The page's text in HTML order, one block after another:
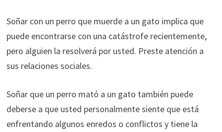
Soñar con un perro que muerde a un gato implica que
puede encontrarse con una catástrofe recientemente,
pero alguien la resolverá por usted. Preste atención a
sus relaciones sociales.
Soñar que un perro mató a un gato también puede
deberse a que usted personalmente siente que está
enfrentando algunos enredos o conflictos y tiene la